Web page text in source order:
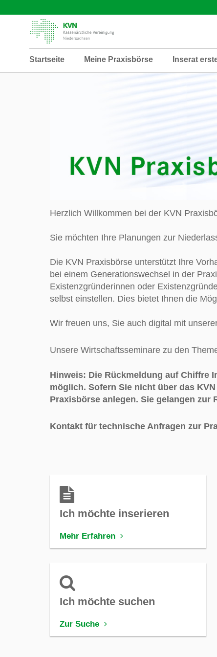
Startseite Meine Praxisbörse Inserat
Herzlich Willkommen bei der KVN
Sie möchten Ihre Planungen zur
Die KVN Praxisbörse unterstützt Ihre
bei einem Generationswechsel in der
Existenzgründerinnen oder
selbst einstellen. Dies bietet Ihnen die
Wir freuen uns, Sie auch digital mit
Unsere Wirtschaftsseminare zu den
Hinweis: Die Rückmeldung auf Chiffre
möglich. Sofern Sie nicht über das
Praxisbörse anlegen. Sie gelangen
Kontakt für technische Anfragen zur
Ich möchte inserieren
Mehr Erfahren
Ich möchte suchen
Zur Suche